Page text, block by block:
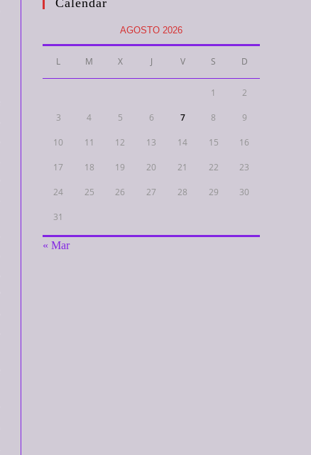
Calendar
AGOSTO 2026
L M X J V S D
1 2
3 4 5 6 7 8 9
10 11 12 13 14 15 16
17 18 19 20 21 22 23
24 25 26 27 28 29 30
31
« Mar